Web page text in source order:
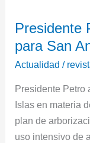
Presidente
para San
Actualidad /
Presidente Petro
Islas en materia
plan de
uso intensivo de
Petro
anuncia
medidas
San
Andrés
Islas